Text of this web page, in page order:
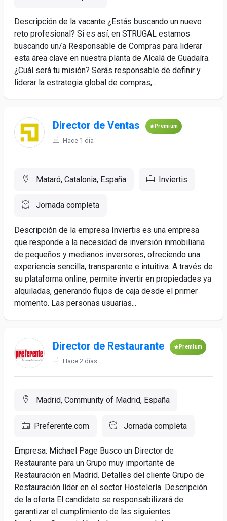
Descripción de la vacante ¿Estás buscando un nuevo
reto profesional? Si es así, en STRUGAL estamos
buscando un/a Responsable de Compras para liderar
esta área clave en nuestra planta de Alcalá de Guadaíra.
¿Cuál será tu misión? Serás responsable de definir y
liderar la estrategia global de compras,...
Director de Ventas Premium
Hace 1 día
Mataró, Catalonia, España Inviertis
Jornada completa
Descripción de la empresa Inviertis es una empresa
que responde a la necesidad de inversión inmobiliaria
de pequeños y medianos inversores, ofreciendo una
experiencia sencilla, transparente e intuitiva. A través de
su plataforma online, permite invertir en propiedades ya
alquiladas, generando flujos de caja desde el primer
momento. Las personas usuarias...
Director de Restaurante Premium
Hace 2 días
Madrid, Community of Madrid, España
Preferente.com Jornada completa
Empresa: Michael Page Busco un Director de
Restaurante para un Grupo muy importante de
Restauración en Madrid. Detalles del cliente Grupo de
Restauración líder en el sector Hostelería. Descripción
de la oferta El candidato se responsabilizará de
garantizar el cumplimiento de las siguientes